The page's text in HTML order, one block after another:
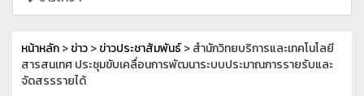
หน้าหลัก>ข่าว>ข่าวประชาสัมพันธ์> สำนักวิทยบริการและเทคโนโลยี
สารสนเทศ ประชุมขับเคลื่อนการพัฒนาระบบประมาณการรายรับและ
จัดสรรรายได้